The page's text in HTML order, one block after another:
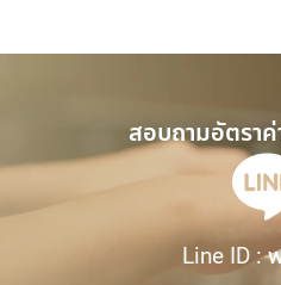
สอบถามอัตราค่
Line ID :